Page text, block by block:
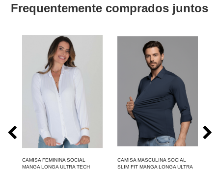
Frequentemente comprados juntos
CAMISA FEMININA SOCIAL
MANGA LONGA ULTRA TECH
CAMISA MASCULINA SOCIAL
SLIM FIT MANGA LONGA ULTRA